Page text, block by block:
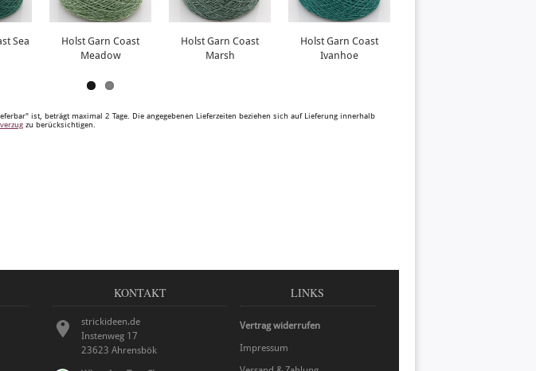
Sea
Holst Garn Coast
Meadow
Holst Garn Coast
Marsh
Holst Garn Coast
Ivanhoe
ist, beträgt maximal 2 Tage. Die angegebenen Lieferzeiten beziehen sich auf Lieferung innerhalb
zu berücksichtigen.
KONTAKT
strickideen.de
Instenweg 17
23623 Ahrensbök
LINKS
Vertrag widerrufen
Impressum